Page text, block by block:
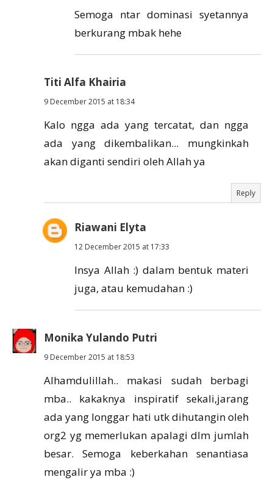
Semoga ntar dominasi syetannya
berkurang mbak hehe
Titi Alfa Khairia
9 December 2015 at 18:34
Kalo ngga ada yang tercatat, dan ngga
ada yang dikembalikan... mungkinkah
akan diganti sendiri oleh Allah ya
Reply
Riawani Elyta
12 December 2015 at 17:33
Insya Allah :) dalam bentuk materi
juga, atau kemudahan :)
Monika Yulando Putri
9 December 2015 at 18:53
Alhamdulillah.. makasi sudah berbagi
mba.. kakaknya inspiratif sekali,jarang
ada yang longgar hati utk dihutangin oleh
org2 yg memerlukan apalagi dlm jumlah
besar. Semoga keberkahan senantiasa
mengalir ya mba :)